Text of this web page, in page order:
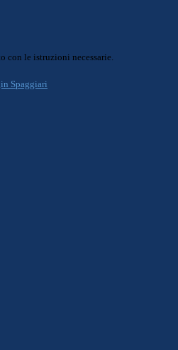
con le istruzioni necessarie.
Spaggiari